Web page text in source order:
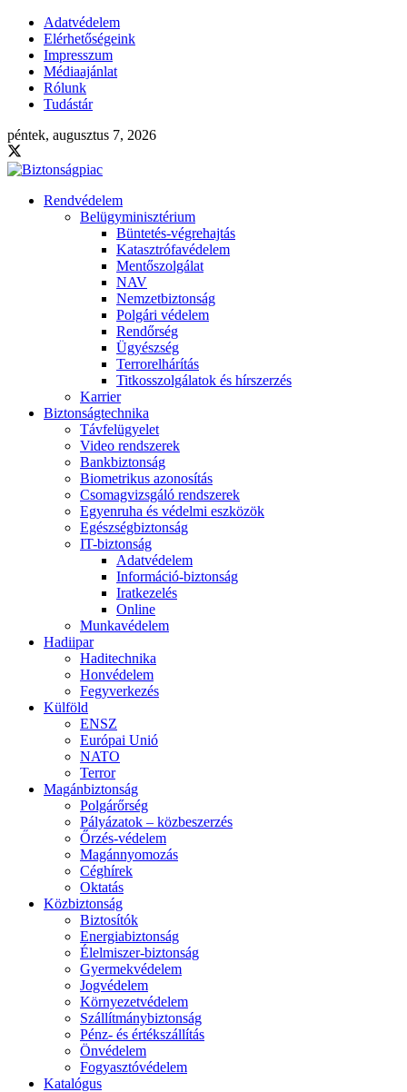
Adatvédelem
Elérhetőségeink
Impresszum
Médiaajánlat
Rólunk
Tudástár
péntek, augusztus 7, 2026
Rendvédelem
Belügyminisztérium
Büntetés-végrehajtás
Katasztrófavédelem
Mentőszolgálat
NAV
Nemzetbiztonság
Polgári védelem
Rendőrség
Ügyészség
Terrorelhárítás
Titkosszolgálatok és hírszerzés
Karrier
Biztonságtechnika
Távfelügyelet
Video rendszerek
Bankbiztonság
Biometrikus azonosítás
Csomagvizsgáló rendszerek
Egyenruha és védelmi eszközök
Egészségbiztonság
IT-biztonság
Adatvédelem
Információ-biztonság
Iratkezelés
Online
Munkavédelem
Hadiipar
Haditechnika
Honvédelem
Fegyverkezés
Külföld
ENSZ
Európai Unió
NATO
Terror
Magánbiztonság
Polgárőrség
Pályázatok – közbeszerzés
Őrzés-védelem
Magánnyomozás
Céghírek
Oktatás
Közbiztonság
Biztosítók
Energiabiztonság
Élelmiszer-biztonság
Gyermekvédelem
Jogvédelem
Környezetvédelem
Szállítmánybiztonság
Pénz- és értékszállítás
Önvédelem
Fogyasztóvédelem
Katalógus